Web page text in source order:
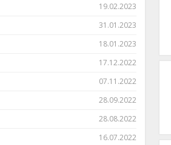
19.02.2023
31.01.2023
18.01.2023
17.12.2022
07.11.2022
28.09.2022
28.08.2022
16.07.2022